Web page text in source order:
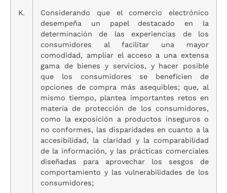
K.
Considerando que el comercio electrónico
desempeña un papel destacado en la
determinación de las experiencias de los
consumidores al facilitar una mayor
comodidad, ampliar el acceso a una extensa
gama de bienes y servicios, y hacer posible
que los consumidores se beneficien de
opciones de compra más asequibles; que, al
mismo tiempo, plantea importantes retos en
materia de protección de los consumidores,
como la exposición a productos inseguros o
no conformes, las disparidades en cuanto a la
accesibilidad, la claridad y la comparabilidad
de la información, y las prácticas comerciales
diseñadas para aprovechar los sesgos de
comportamiento y las vulnerabilidades de los
consumidores;